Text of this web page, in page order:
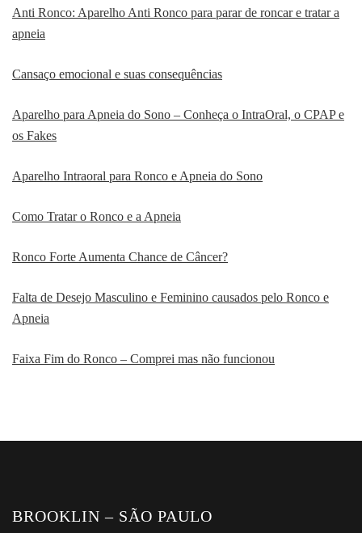
Anti Ronco: Aparelho Anti Ronco para parar de roncar e tratar a
apneia
Cansaço emocional e suas consequências
Aparelho para Apneia do Sono – Conheça o IntraOral, o CPAP e
os Fakes
Aparelho Intraoral para Ronco e Apneia do Sono
Como Tratar o Ronco e a Apneia
Ronco Forte Aumenta Chance de Câncer?
Falta de Desejo Masculino e Feminino causados pelo Ronco e
Apneia
Faixa Fim do Ronco – Comprei mas não funcionou
BROOKLIN – SÃO PAULO